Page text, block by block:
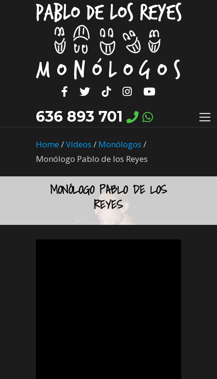
636 893 701
Home/Vídeos / Monólogos /
Monólogo Pablo de los Reyes
MONÓLOGO PABLO DE LOS
REYES